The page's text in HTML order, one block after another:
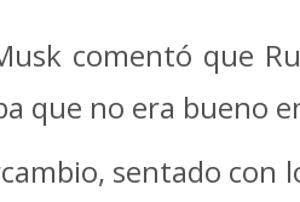
comentó que
que no era bueno
sentado con